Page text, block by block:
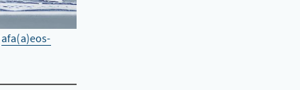
afa(a)eos-